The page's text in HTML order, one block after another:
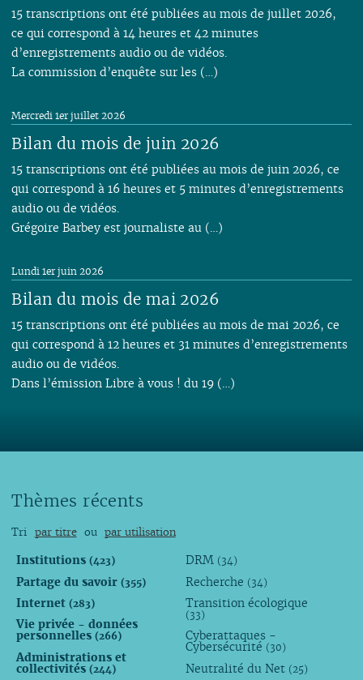
15 transcriptions ont été publiées au mois de juillet 2026,
ce qui correspond à 14 heures et 42 minutes
d’enregistrements audio ou de vidéos.
La commission d’enquête sur les (…)
Bilan du mois de juin 2026
Mercredi 1er juillet 2026
15 transcriptions ont été publiées au mois de juin 2026, ce
qui correspond à 16 heures et 5 minutes d’enregistrements
audio ou de vidéos.
Grégoire Barbey est journaliste au (…)
Bilan du mois de mai 2026
Lundi 1er juin 2026
15 transcriptions ont été publiées au mois de mai 2026, ce
qui correspond à 12 heures et 31 minutes d’enregistrements
audio ou de vidéos.
Dans l’émission Libre à vous ! du 19 (…)
Thèmes récents
Tri par titre ou par utilisation
Institutions (423)
Partage du savoir (355)
Internet (283)
Vie privée - données
personnelles (266)
Administrations et
collectivités (244)
DRM (34)
Recherche (34)
Transition écologique
(33)
Cyberattaques -
Cybersécurité (30)
Neutralité du Net (25)